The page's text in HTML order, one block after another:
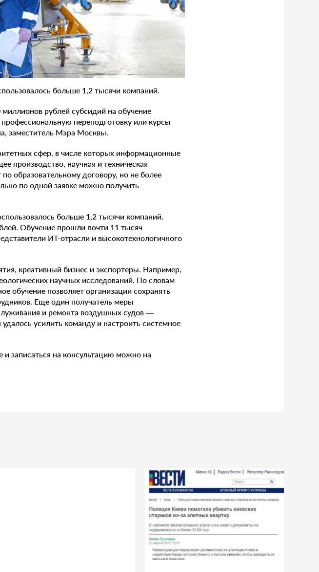
больше 1,2 тысячи компаний.
рублей субсидий на обучение
переподготовку или курсы
заместитель Мэра Москвы.
сфер, в числе которых информационные
производство, научная и техническая
образовательному договору, но не более
по одной заявке можно получить
больше 1,2 тысячи компаний.
Обучение прошли почти 11 тысяч
ИТ-отрасли и высокотехнологичного
креативный бизнес и экспортеры. Например,
научных исследований. По словам
обучение позволяет организации сохранять
Еще один получатель меры
и ремонта воздушных судов —
усилить команду и настроить системное
записаться на консультацию можно на